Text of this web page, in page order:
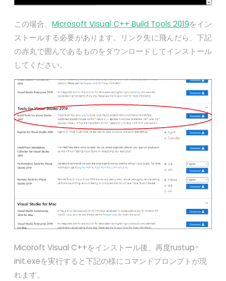
この場合、Microsoft Visual C++ Build Tools 2019をイン
ストールする必要があります。リンク先に飛んだら、下記
の赤丸で囲んであるものをダウンロードしてインストール
してください。
Micoroft Visual C++をインストール後、再度rustup-
init.exeを実行すると下記の様にコマンドプロンプトが現
れます。